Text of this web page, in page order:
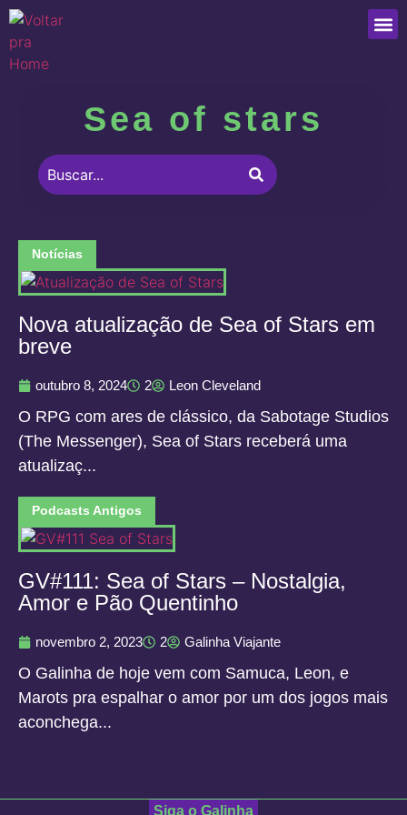
Sea of stars
Notícias
Nova atualização de Sea of Stars em
breve
outubro 8, 2024 2 Leon Cleveland
O RPG com ares de clássico, da Sabotage Studios
(The Messenger), Sea of Stars receberá uma
atualizaç...
Podcasts Antigos
GV#111: Sea of Stars – Nostalgia,
Amor e Pão Quentinho
novembro 2, 2023 2 Galinha Viajante
O Galinha de hoje vem com Samuca, Leon, e
Marots pra espalhar o amor por um dos jogos mais
aconchega...
Siga o Galinha